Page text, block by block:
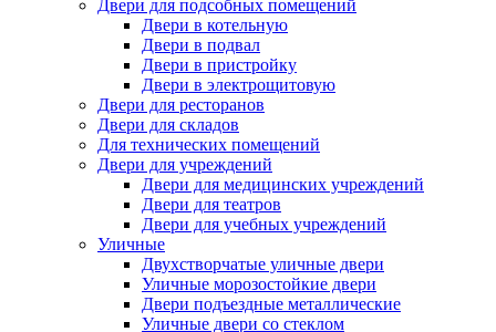
Двери для подсобных помещений
Двери в котельную
Двери в подвал
Двери в пристройку
Двери в электрощитовую
Двери для ресторанов
Двери для складов
Для технических помещений
Двери для учреждений
Двери для медицинских учреждений
Двери для театров
Двери для учебных учреждений
Уличные
Двухстворчатые уличные двери
Уличные морозостойкие двери
Двери подъездные металлические
Уличные двери со стеклом